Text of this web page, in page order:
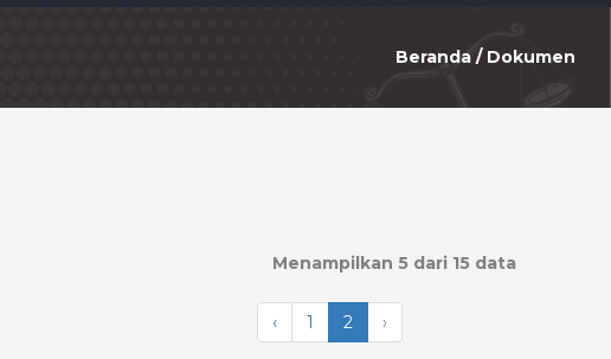
Beranda / Dokumen
Menampilkan 5 dari 15 data
‹ 1 2 ›